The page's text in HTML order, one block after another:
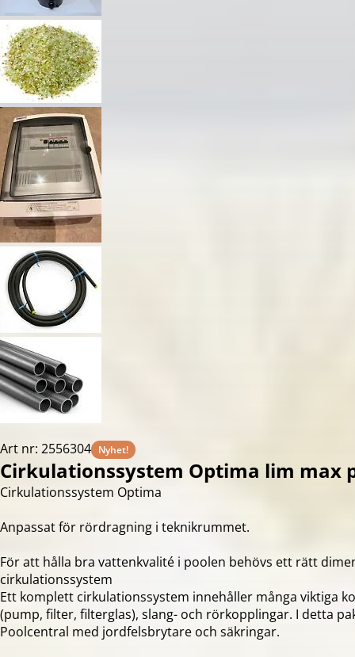
Art nr: 2556304 Nyhet!
Cirkulationssystem Optima lim max
Cirkulationssystem Optima
Anpassat för rördragning i teknikrummet.
För att hålla bra vattenkvalité i poolen behövs ett rätt
cirkulationssystem
Ett komplett cirkulationssystem innehåller många viktiga
(pump, filter, filterglas), slang- och rörkopplingar. I detta
Poolcentral med jordfelsbrytare och säkringar.